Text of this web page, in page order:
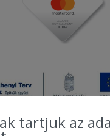
tartjuk az